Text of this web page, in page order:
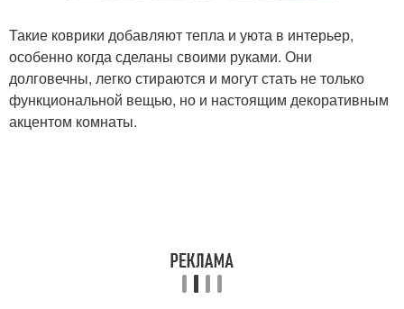
Такие коврики добавляют тепла и уюта в интерьер,
особенно когда сделаны своими руками. Они
долговечны, легко стираются и могут стать не только
функциональной вещью, но и настоящим декоративным
акцентом комнаты.